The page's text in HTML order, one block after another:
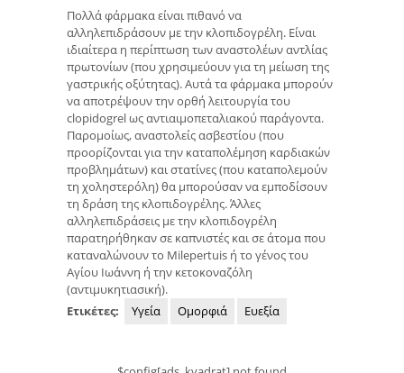
Πολλά φάρμακα είναι πιθανό να
αλληλεπιδράσουν με την κλοπιδογρέλη. Είναι
ιδιαίτερα η περίπτωση των αναστολέων αντλίας
πρωτονίων (που χρησιμεύουν για τη μείωση της
γαστρικής οξύτητας). Αυτά τα φάρμακα μπορούν
να αποτρέψουν την ορθή λειτουργία του
clopidogrel ως αντιαιμοπεταλιακού παράγοντα.
Παρομοίως, αναστολείς ασβεστίου (που
προορίζονται για την καταπολέμηση καρδιακών
προβλημάτων) και στατίνες (που καταπολεμούν
τη χοληστερόλη) θα μπορούσαν να εμποδίσουν
τη δράση της κλοπιδογρέλης. Άλλες
αλληλεπιδράσεις με την κλοπιδογρέλη
παρατηρήθηκαν σε καπνιστές και σε άτομα που
καταναλώνουν το Milepertuis ή το γένος του
Αγίου Ιωάννη ή την κετοκοναζόλη
(αντιμυκητιασική).
Ετικέτες:
Υγεία Ομορφιά Ευεξία